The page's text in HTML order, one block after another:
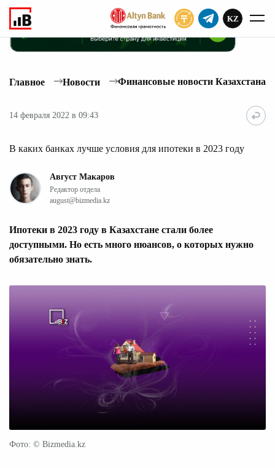
KZ
Главное Новости Финансовые новости Казахстана
14 февраля 2022 в 09:43
В каких банках лучше условия для ипотеки в 2023 году
Август Макаров
Редактор отдела
august@bizmedia.kz
Ипотеки в 2023 году в Казахстане стали более
доступными. Но есть много нюансов, о которых нужно
обязательно знать.
Фото: © Bizmedia.kz